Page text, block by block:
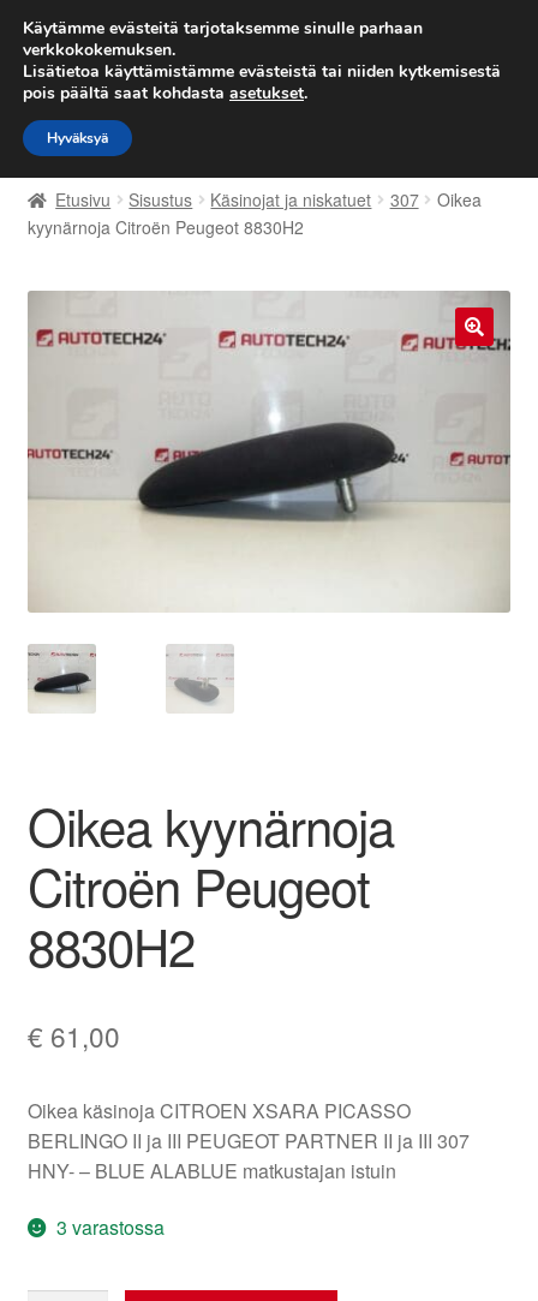
TOIMITUS alkaen 7 EUR
Siirry
navigointiin
Siirry
sisältöön
Etusivu
Kärry
Kuljetus
Reklamaatiomenettely
Tilini
Etusivu Sisustus Käsinojat ja niskatuet 307
Oikea
kyynärnoja Citroën Peugeot 8830H2
Oikea kyynärnoja
Citroën Peugeot
8830H2
€ 61,00
Oikea käsinoja CITROEN XSARA PICASSO
BERLINGO II ja III PEUGEOT PARTNER II ja III 307
HNY- – BLUE ALABLUE matkustajan istuin
3 varastossa
Käytämme evästeitä tarjotaksemme sinulle parhaan
verkkokokemuksen.
Lisätietoa käyttämistämme evästeistä tai niiden kytkemisestä
pois päältä saat kohdasta asetukset.
Hyväksyä